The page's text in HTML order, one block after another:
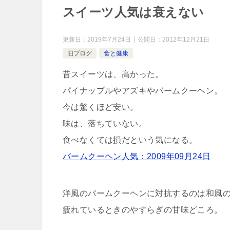
スイーツ人気は衰えない
更新日： 2019年7月24日 公開日： 2012年12月21日
旧ブログ
食と健康
昔スイーツは、高かった。
パイナップルやアズキやバームクーヘン。
今は驚くほど安い。
味は、落ちていない。
食べなくては損だという気になる。
バームクーヘン人気：2009年09月24日
洋風のバームクーヘンに対抗するのは和風
疲れているときのやすらぎの甘味どころ。